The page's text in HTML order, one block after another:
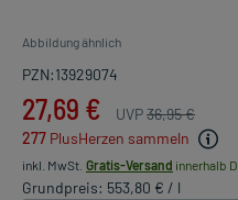
Abbildung ähnlich
PZN:13929074
27,69 € UVP36,95 €
277 PlusHerzen sammeln
inkl. MwSt. Gratis-Versand innerhalb D.
Grundpreis: 553,80 € / l